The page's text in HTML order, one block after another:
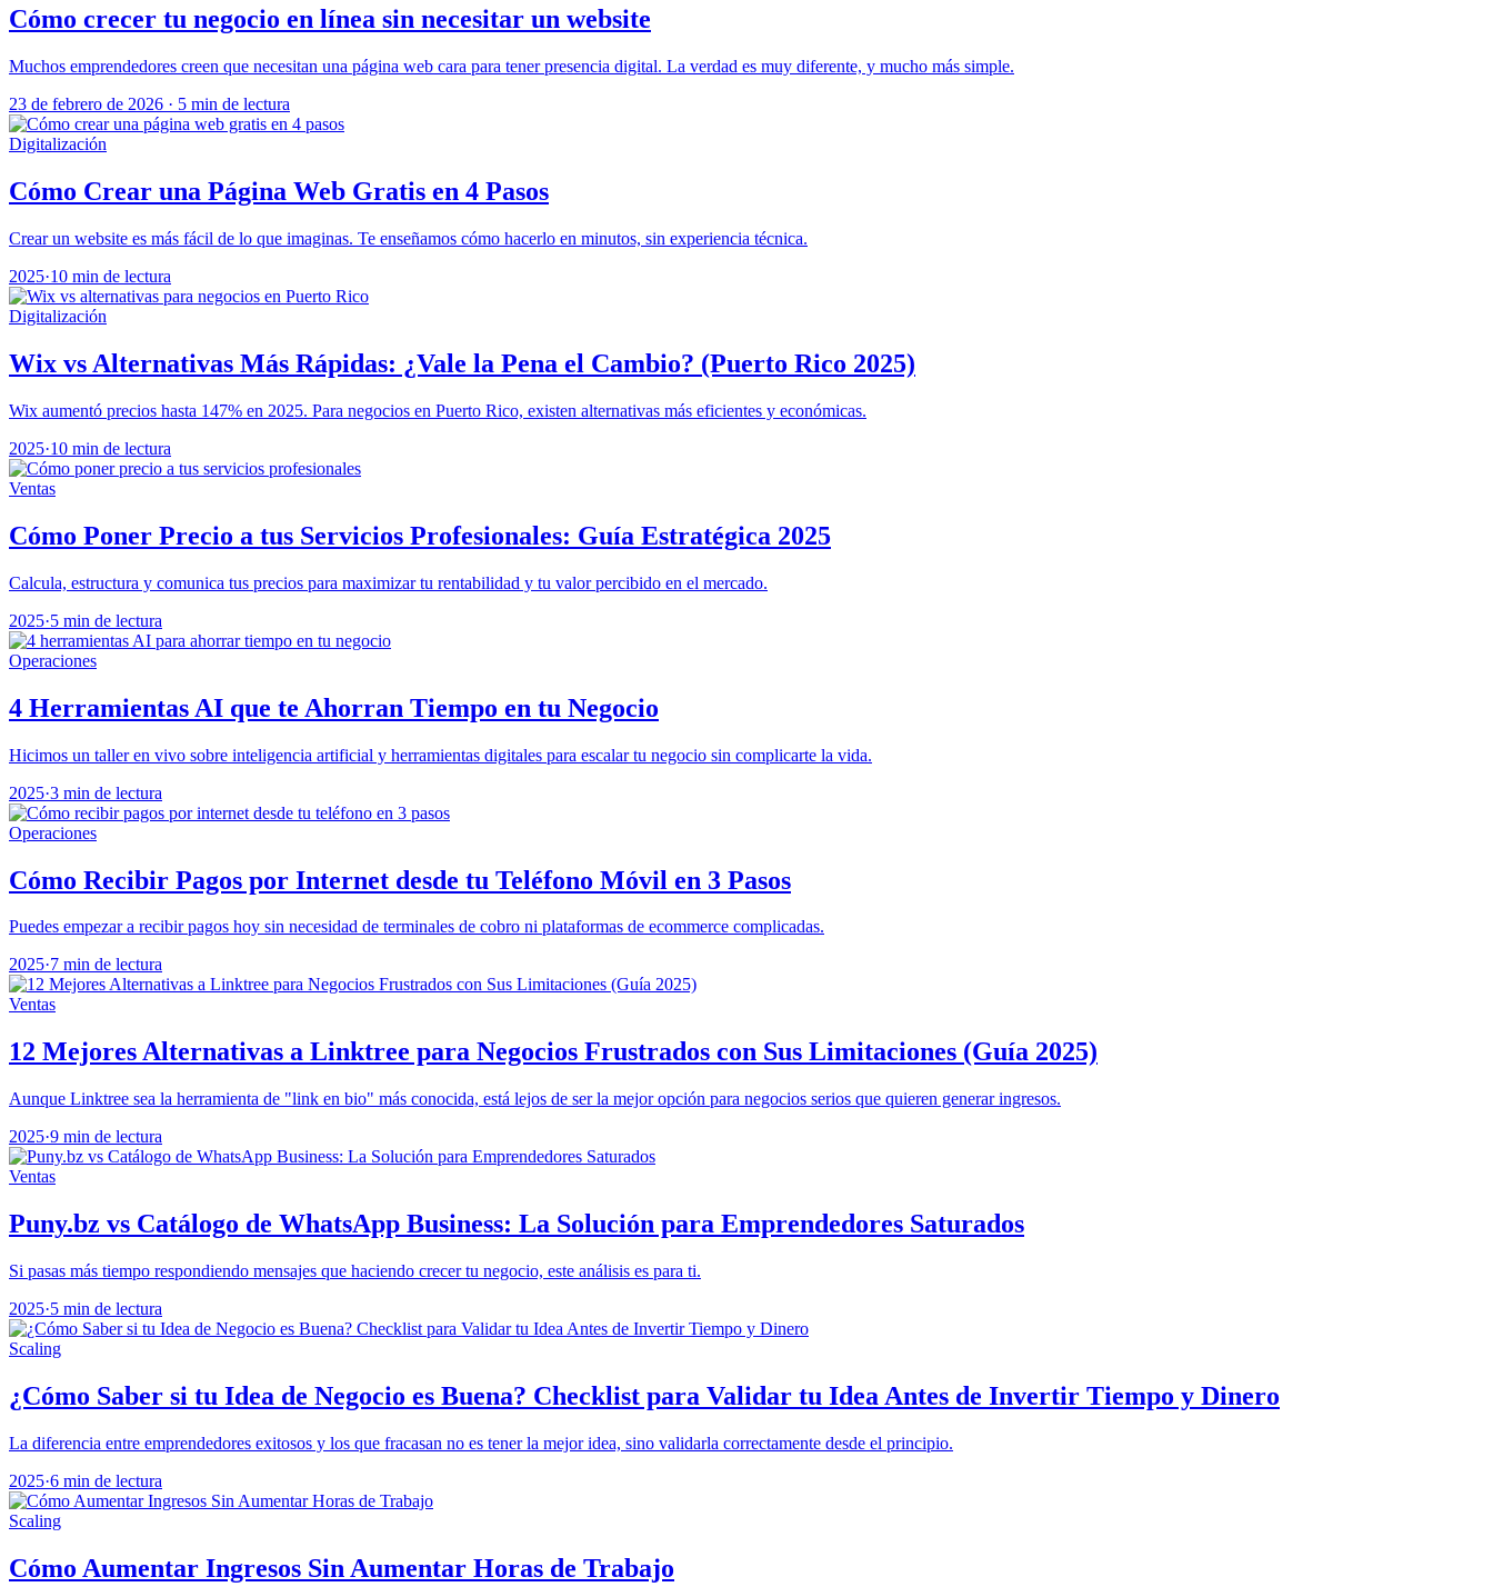
Cómo crecer tu negocio en línea sin necesitar un website
Muchos emprendedores creen que necesitan una página web cara para tener presencia digital. La verdad es muy diferente, y mucho más simple.
23 de febrero de 2026 · 5 min de lectura
Digitalización
Cómo Crear una Página Web Gratis en 4 Pasos
Crear un website es más fácil de lo que imaginas. Te enseñamos cómo hacerlo en minutos, sin experiencia técnica.
2025·10 min de lectura
Digitalización
Wix vs Alternativas Más Rápidas: ¿Vale la Pena el Cambio? (Puerto Rico 2025)
Wix aumentó precios hasta 147% en 2025. Para negocios en Puerto Rico, existen alternativas más eficientes y económicas.
2025·10 min de lectura
Ventas
Cómo Poner Precio a tus Servicios Profesionales: Guía Estratégica 2025
Calcula, estructura y comunica tus precios para maximizar tu rentabilidad y tu valor percibido en el mercado.
2025·5 min de lectura
Operaciones
4 Herramientas AI que te Ahorran Tiempo en tu Negocio
Hicimos un taller en vivo sobre inteligencia artificial y herramientas digitales para escalar tu negocio sin complicarte la vida.
2025·3 min de lectura
Operaciones
Cómo Recibir Pagos por Internet desde tu Teléfono Móvil en 3 Pasos
Puedes empezar a recibir pagos hoy sin necesidad de terminales de cobro ni plataformas de ecommerce complicadas.
2025·7 min de lectura
Ventas
12 Mejores Alternativas a Linktree para Negocios Frustrados con Sus Limitaciones (Guía 2025)
Aunque Linktree sea la herramienta de "link en bio" más conocida, está lejos de ser la mejor opción para negocios serios que quieren generar ingresos.
2025·9 min de lectura
Ventas
Puny.bz vs Catálogo de WhatsApp Business: La Solución para Emprendedores Saturados
Si pasas más tiempo respondiendo mensajes que haciendo crecer tu negocio, este análisis es para ti.
2025·5 min de lectura
Scaling
¿Cómo Saber si tu Idea de Negocio es Buena? Checklist para Validar tu Idea Antes de Invertir Tiempo y Dinero
La diferencia entre emprendedores exitosos y los que fracasan no es tener la mejor idea, sino validarla correctamente desde el principio.
2025·6 min de lectura
Scaling
Cómo Aumentar Ingresos Sin Aumentar Horas de Trabajo